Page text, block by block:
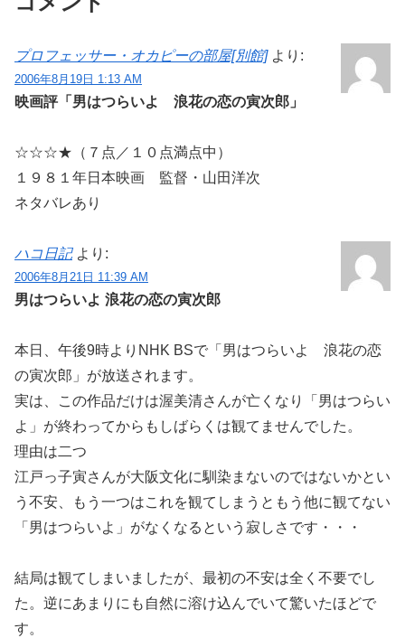
プロフェッサー・オカピーの部屋[別館] より:
2006年8月19日 1:13 AM
映画評「男はつらいよ 浪花の恋の寅次郎」
☆☆☆★（７点／１０点満点中）
１９８１年日本映画 監督・山田洋次
ネタバレあり
ハコ日記 より:
2006年8月21日 11:39 AM
男はつらいよ 浪花の恋の寅次郎
本日、午後9時よりNHK BSで「男はつらいよ 浪花の恋
の寅次郎」が放送されます。
実は、この作品だけは渥美清さんが亡くなり「男はつらい
よ」が終わってからもしばらくは観てませんでした。
理由は二つ
江戸っ子寅さんが大阪文化に馴染まないのではないかとい
う不安、もう一つはこれを観てしまうともう他に観てない
「男はつらいよ」がなくなるという寂しさです・・・
結局は観てしまいましたが、最初の不安は全く不要でし
た。逆にあまりにも自然に溶け込んでいて驚いたほどで
す。